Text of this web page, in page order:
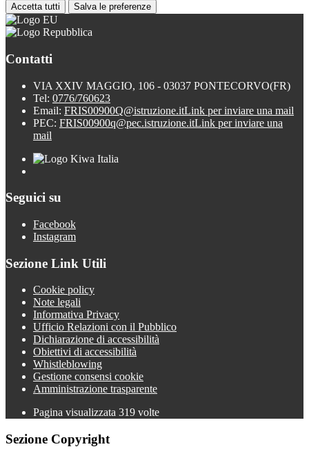
Accetta tutti Salva le preferenze
Contatti
VIA XXIV MAGGIO, 106 - 03037 PONTECORVO(FR)
Tel: 0776/760623
Email: FRIS00900Q@istruzione.itLink per inviare una mail
PEC: FRIS00900q@pec.istruzione.itLink per inviare una
mail
Seguici su
Facebook
Instagram
Sezione Link Utili
Cookie policy
Note legali
Informativa Privacy
Ufficio Relazioni con il Pubblico
Dichiarazione di accessibilità
Obiettivi di accessibilità
Whistleblowing
Gestione consensi cookie
Amministrazione trasparente
Pagina visualizzata 319 volte
Sezione Copyright